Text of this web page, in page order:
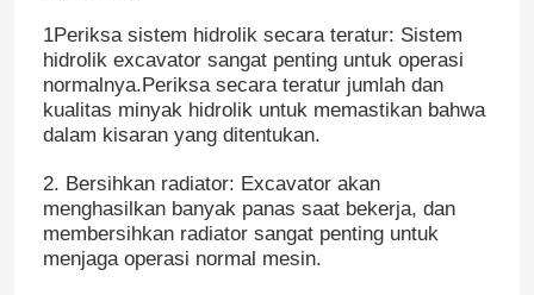
1Periksa sistem hidrolik secara teratur: Sistem
hidrolik excavator sangat penting untuk operasi
normalnya.Periksa secara teratur jumlah dan
kualitas minyak hidrolik untuk memastikan bahwa
dalam kisaran yang ditentukan.
2. Bersihkan radiator: Excavator akan
menghasilkan banyak panas saat bekerja, dan
membersihkan radiator sangat penting untuk
menjaga operasi normal mesin.